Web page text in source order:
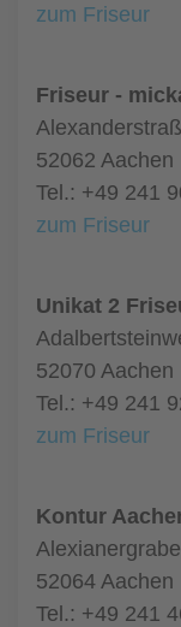
zum Friseur
Friseur -
52062 Aachen
Tel.: +49 241
zum Friseur
Unikat 2
52070 Aachen
Tel.: +49 241
zum Friseur
Kontur
52064 Aachen
Tel.: +49 241